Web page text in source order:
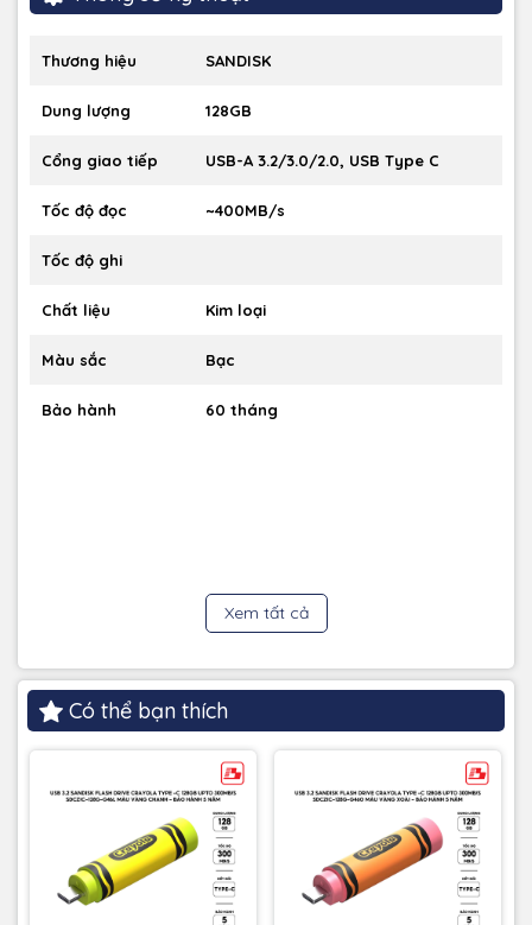
Thương hiệu SANDISK
Dung lượng 128GB
Cổng giao tiếp USB-A 3.2/3.0/2.0, USB Type C
Tốc độ đọc ~400MB/s
Tốc độ ghi
Chất liệu Kim loại
Màu sắc Bạc
Bảo hành 60 tháng
Xem tất cả
Có thể bạn thích